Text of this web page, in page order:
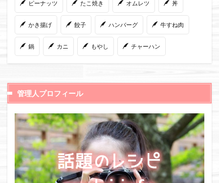
ピーナッツ たこ焼き オムレツ 丼
かき揚げ 餃子 ハンバーグ 牛すね肉
鍋 カニ もやし チャーハン
管理人プロフィール